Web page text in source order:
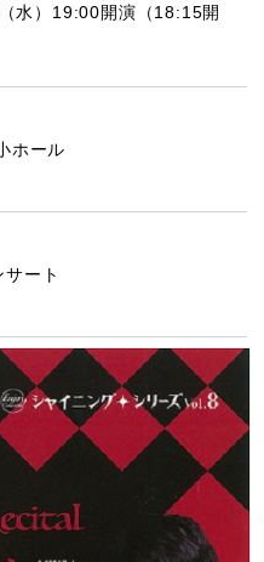
水）19:00開演（18:15開
ホール
ート